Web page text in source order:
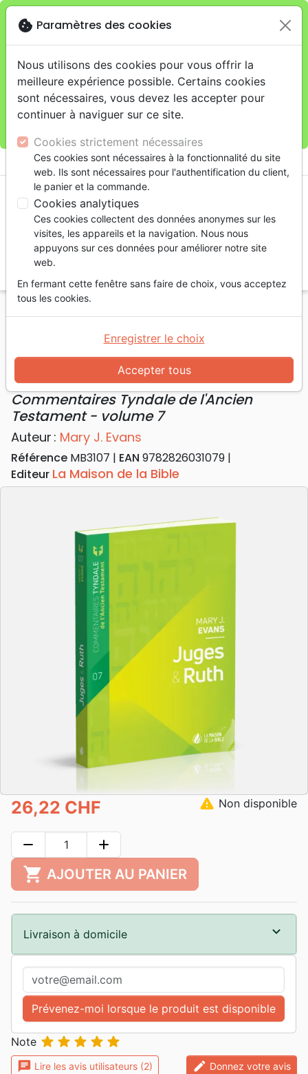
Je veux retirer ma commande au 11 rue de Rive,
Genèveclose
warningCette boutique en ligne est limitée au retrait en
magasin.
Pour les livraisons à domicile, veuillez passer vos
commandes sur la boutique La Maison de la Bible
shopping_cart
Accueil Livres Commentaires
Livres d'histoire
Juges & Ruth - Commentaires Tyndale de l'Ancien
Testament - volume 7
Juges & Ruth
Commentaires Tyndale de l'Ancien
Testament - volume 7
Auteur : Mary J. Evans
Référence MB3107 EAN 9782826031079
Editeur La Maison de la Bible
26,22 CHF warning Non disponible
remove add
shopping_cart AJOUTER AU PANIER
Livraison à domicile
Prévenez-moi lorsque le produit est disponible
Note     
chat Lire les avis utilisateurs (2) edit Donnez votre avis
cookie Paramètres des cookies
Nous utilisons des cookies pour vous offrir la
meilleure expérience possible. Certains cookies
sont nécessaires, vous devez les accepter pour
continuer à naviguer sur ce site.
Cookies strictement nécessaires
Ces cookies sont nécessaires à la fonctionnalité du site
web. Ils sont nécessaires pour l'authentification du client,
le panier et la commande.
Cookies analytiques
Ces cookies collectent des données anonymes sur les
visites, les appareils et la navigation. Nous nous
appuyons sur ces données pour améliorer notre site
web.
En fermant cette fenêtre sans faire de choix, vous acceptez
tous les cookies.
Accepter tous
Enregistrer le choix